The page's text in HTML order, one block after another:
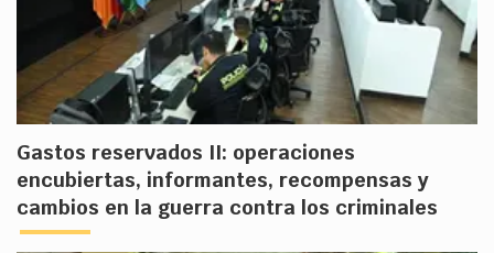
Gastos reservados II: operaciones
encubiertas, informantes, recompensas y
cambios en la guerra contra los criminales